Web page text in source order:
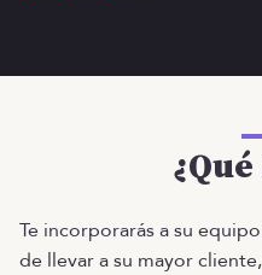
Te incorporarás a su
de llevar a su mayor